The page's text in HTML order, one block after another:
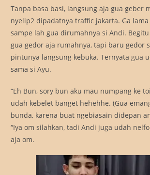
Tanpa basa basi, langsung aja gua geber
nyelip2 dipadatnya traffic jakarta. Ga
sampe lah gua dirumahnya si Andi.
gua gedor aja rumahnya, tapi baru gedor
pintunya langsung kebuka. Ternyata gua
sama si Ayu.
“Eh Bun, sory bun aku mau numpang ke
udah kebelet banget hehehhe. (Gua
bunda, karena buat ngebiasain didepan
“Iya om silahkan, tadi Andi juga udah
aja om.